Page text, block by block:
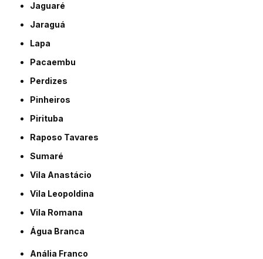
Jaguaré
Jaraguá
Lapa
Pacaembu
Perdizes
Pinheiros
Pirituba
Raposo Tavares
Sumaré
Vila Anastácio
Vila Leopoldina
Vila Romana
Água Branca
Anália Franco